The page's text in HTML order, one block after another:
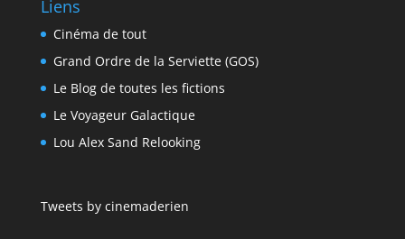
Liens
Cinéma de tout
Grand Ordre de la Serviette (GOS)
Le Blog de toutes les fictions
Le Voyageur Galactique
Lou Alex Sand Relooking
Tweets by cinemaderien